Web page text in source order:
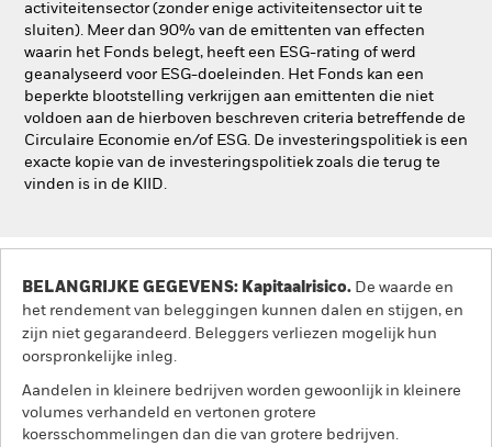
activiteitensector (zonder enige activiteitensector uit te
sluiten). Meer dan 90% van de emittenten van effecten
waarin het Fonds belegt, heeft een ESG-rating of werd
geanalyseerd voor ESG-doeleinden. Het Fonds kan een
beperkte blootstelling verkrijgen aan emittenten die niet
voldoen aan de hierboven beschreven criteria betreffende de
Circulaire Economie en/of ESG. De investeringspolitiek is een
exacte kopie van de investeringspolitiek zoals die terug te
vinden is in de KIID.
BELANGRIJKE GEGEVENS: Kapitaalrisico. De waarde en
het rendement van beleggingen kunnen dalen en stijgen, en
zijn niet gegarandeerd. Beleggers verliezen mogelijk hun
oorspronkelijke inleg.
Aandelen in kleinere bedrijven worden gewoonlijk in kleinere
volumes verhandeld en vertonen grotere
koersschommelingen dan die van grotere bedrijven.